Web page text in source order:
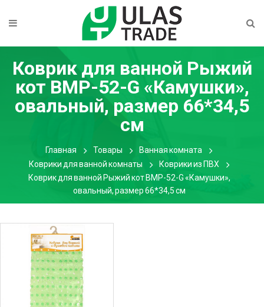
Коврик для ванной Рыжий
кот BMP-52-G «Камушки»,
овальный, размер 66*34,5
см
Главная Товары
Ванная комната
Коврики для ванной комнаты
Коврики из ПВХ
Коврик для ванной Рыжий кот BMP-52-G «Камушки»,
овальный, размер 66*34,5 см